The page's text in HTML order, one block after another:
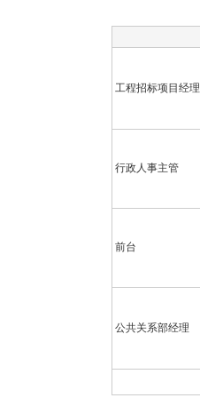
工程招标项目经理
行政人事主管
前台
公共关系部经理